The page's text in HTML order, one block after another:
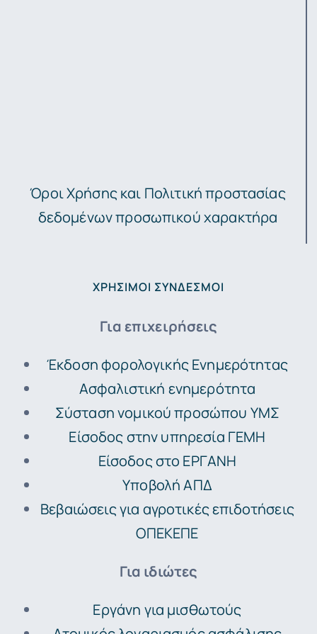
Όροι Χρήσης και Πολιτική προστασίας
δεδομένων προσωπικού χαρακτήρα
ΧΡΉΣΙΜΟΙ ΣΎΝΔΕΣΜΟΙ
Για επιχειρήσεις
Έκδοση φορολογικής Ενημερότητας
Ασφαλιστική ενημερότητα
Σύσταση νομικού προσώπου ΥΜΣ
Είσοδος στην υπηρεσία ΓΕΜΗ
Είσοδος στο ΕΡΓΑΝΗ
Υποβολή ΑΠΔ
Βεβαιώσεις για αγροτικές επιδοτήσεις
ΟΠΕΚΕΠΕ
Για ιδιώτες
Εργάνη για μισθωτούς